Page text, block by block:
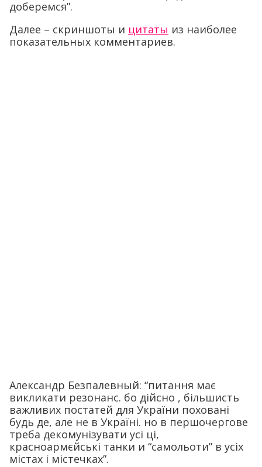
доберемся”.
Далее – скриншоты и цитаты из наиболее
показательных комментариев.
Александр Безпалевный: “питання має
викликати резонанс. бо дійсно , більшисть
важливих постатей для України поховані
будь де, але не в Україні. но в першочергове
треба декомунізувати усі ці,
красноармєйські танки и “самольоти” в усіх
містах і містечках”.